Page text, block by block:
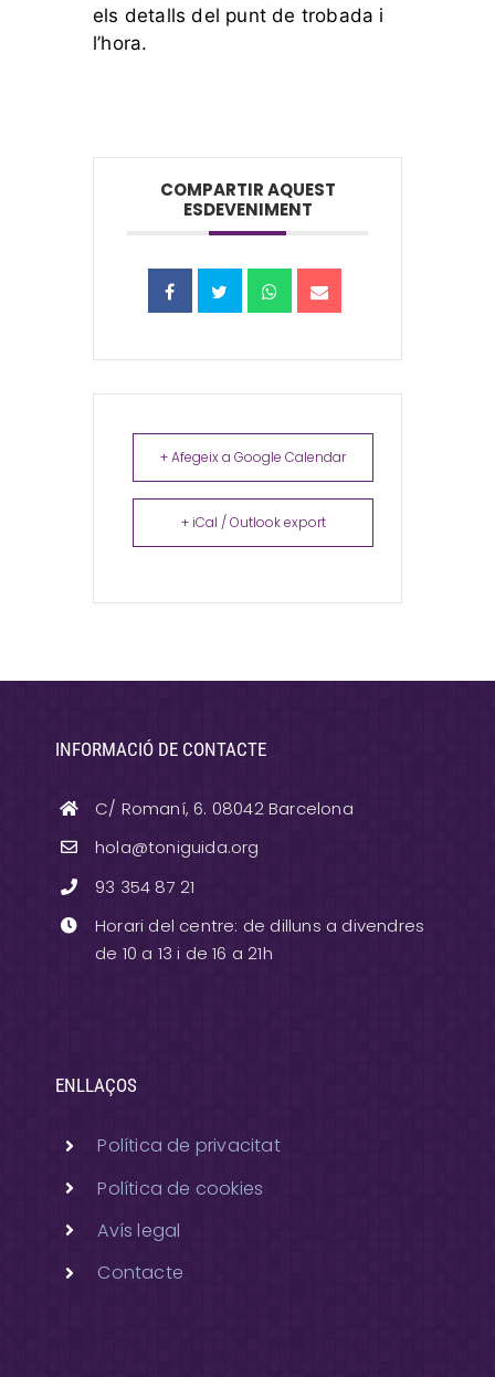
els detalls del punt de trobada i
l’hora.
COMPARTIR AQUEST
ESDEVENIMENT
+ Afegeix a Google Calendar
+ iCal / Outlook export
INFORMACIÓ DE CONTACTE
C/ Romaní, 6. 08042 Barcelona
hola@toniguida.org
93 354 87 21
Horari del centre: de dilluns a divendres
de 10 a 13 i de 16 a 21h
ENLLAÇOS
Política de privacitat
Política de cookies
Avís legal
Contacte